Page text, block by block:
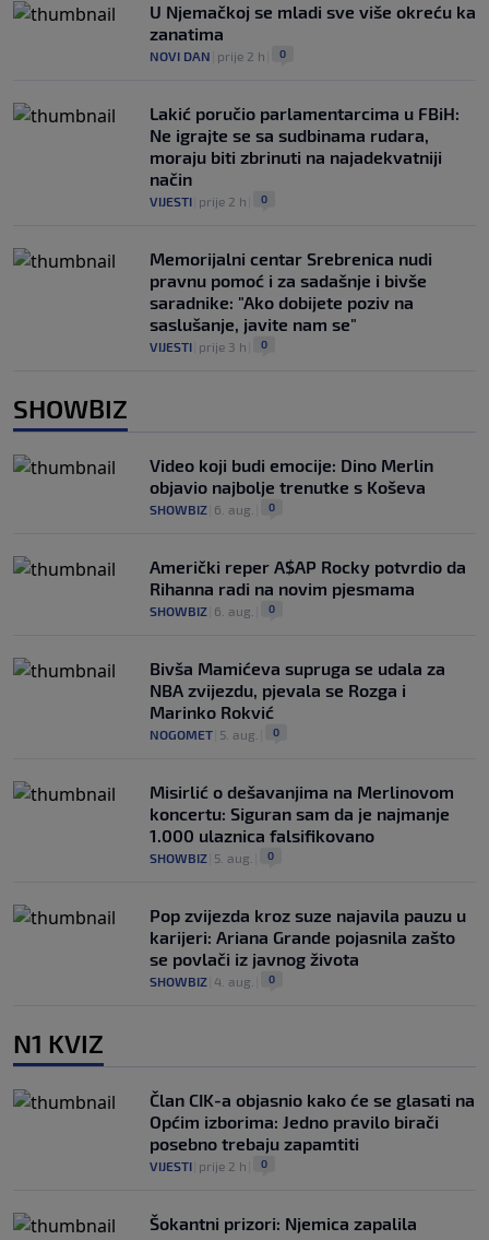
U Njemačkoj se mladi sve više okreću ka
zanatima
NOVI DAN prije 2 h 0
Lakić poručio parlamentarcima u FBiH:
Ne igrajte se sa sudbinama rudara,
moraju biti zbrinuti na najadekvatniji
način
VIJESTI prije 2 h 0
Memorijalni centar Srebrenica nudi
pravnu pomoć i za sadašnje i bivše
saradnike: "Ako dobijete poziv na
saslušanje, javite nam se"
VIJESTI prije 3 h 0
SHOWBIZ
Video koji budi emocije: Dino Merlin
objavio najbolje trenutke s Koševa
SHOWBIZ 6. aug. 0
Američki reper A$AP Rocky potvrdio da
Rihanna radi na novim pjesmama
SHOWBIZ 6. aug. 0
Bivša Mamićeva supruga se udala za
NBA zvijezdu, pjevala se Rozga i
Marinko Rokvić
NOGOMET 5. aug. 0
Misirlić o dešavanjima na Merlinovom
koncertu: Siguran sam da je najmanje
1.000 ulaznica falsifikovano
SHOWBIZ 5. aug. 0
Pop zvijezda kroz suze najavila pauzu u
karijeri: Ariana Grande pojasnila zašto
se povlači iz javnog života
SHOWBIZ 4. aug. 0
N1 KVIZ
Član CIK-a objasnio kako će se glasati na
Općim izborima: Jedno pravilo birači
posebno trebaju zapamtiti
VIJESTI prije 2 h 0
Šokantni prizori: Njemica zapalila